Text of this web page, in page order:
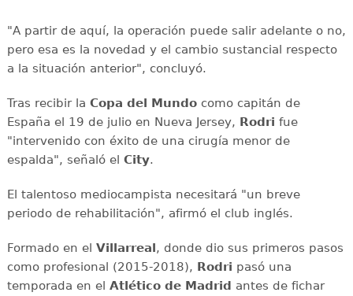
"A partir de aquí, la operación puede salir adelante o no,
pero esa es la novedad y el cambio sustancial respecto
a la situación anterior", concluyó.
Tras recibir la Copa del Mundocomo capitán de
España el 19 de julio en Nueva Jersey, Rodri fue
"intervenido con éxito de una cirugía menor de
espalda", señaló el City.
El talentoso mediocampista necesitará "un breve
periodo de rehabilitación", afirmó el club inglés.
Formado en el Villarreal, donde dio sus primeros pasos
como profesional (2015-2018), Rodri pasó una
temporada en el Atlético de Madrid antes de fichar